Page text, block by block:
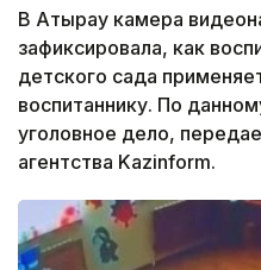
В Атырау камера
зафиксировала, как
детского сада
воспитаннику. По
уголовное дело,
агентства Kazinform.